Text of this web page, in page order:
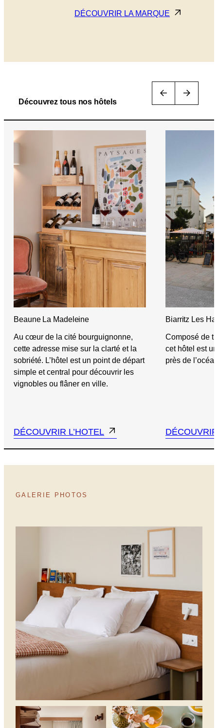
DÉCOUVRIR LA MARQUE
Découvrez tous nos hôtels
Beaune La Madeleine
Au cœur de la cité bourguignonne,
cette adresse mise sur la clarté et la
sobriété. L’hôtel est un point de départ
simple et central pour découvrir les
vignobles ou flâner en ville.
DÉCOUVRIR L’HOTEL
Biarritz Les
Composé de
cet hôtel est
près de
GALERIE PHOTOS